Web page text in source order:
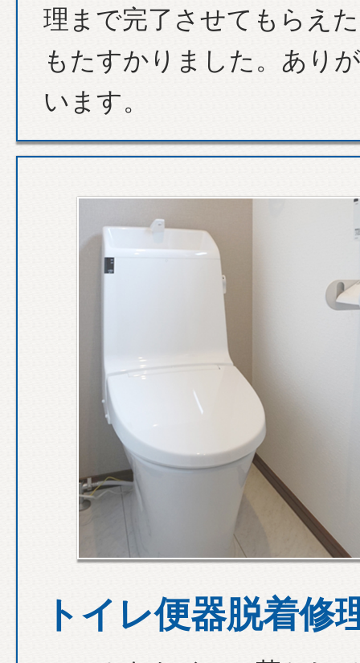
理まで完了させてもらえ
もたすかりました。あり
います。
トイレ便器脱着修